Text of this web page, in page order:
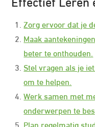
Zorg ervoor dat je
Maak
beter te onthouden.
Stel vragen als je
om te helpen.
Werk samen met
onderwerpen te
Plan regelmatig